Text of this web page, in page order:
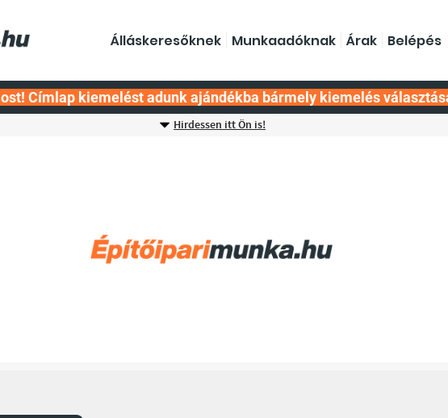
Belépés
Árak
Munkaadóknak
Álláskeresőknek
Címlap kiemelést adunk ajándékba bármely kiemelés
Hirdessen itt Ön is!